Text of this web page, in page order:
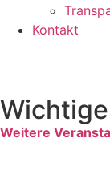
Kontakt
Weitere